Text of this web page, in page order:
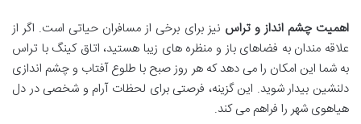
اهمیت چشم انداز و تراس نیز برای برخی از مسافران حیاتی است. اگر از
علاقه مندان به فضاهای باز و منظره های زیبا هستید، اتاق کینگ با تراس
به شما این امکان را می دهد که هر روز صبح با طلوع آفتاب و چشم اندازی
دلنشین بیدار شوید. این گزینه، فرصتی برای لحظات آرام و شخصی در دل
هیاهوی شهر را فراهم می کند.